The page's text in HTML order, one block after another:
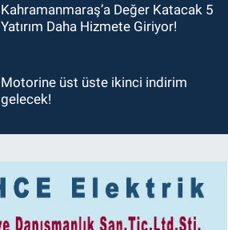
Kahramanmaraş’a Değer Katacak 5
Yatırım Daha Hizmete Giriyor!
Motorine üst üste ikinci indirim
gelecek!